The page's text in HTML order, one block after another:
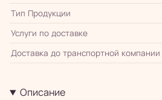
Тип Продукции
Услуги по доставке
Доставка до транспортной компании
Описание